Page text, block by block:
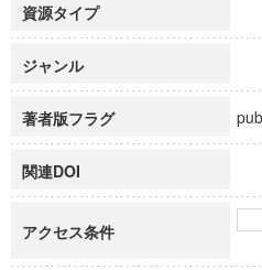
資源タイプ
ジャンル
著者版フラグ
関連DOI
アクセス条件